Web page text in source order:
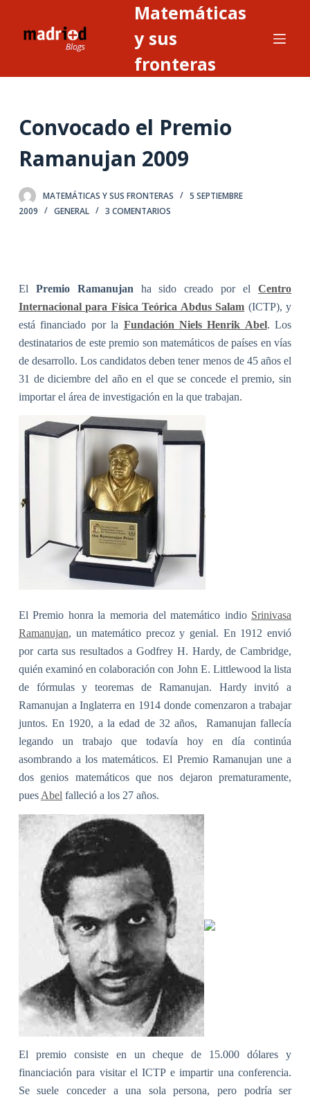
n
d
o
Matemáticas
y sus
fronteras
Convocado el Premio
Ramanujan 2009
MATEMÁTICAS Y SUS FRONTERAS
5 SEPTIEMBRE
2009
GENERAL 3 COMENTARIOS
El Premio Ramanujan ha sido creado por elCentro
Internacional para Física Teórica Abdus Salam (ICTP), y
está financiado por la Fundación Niels Henrik Abel. Los
destinatarios de este premio son matemáticos de países en vías
de desarrollo. Los candidatos deben tener menos de 45 años el
31 de diciembre del año en el que se concede el premio, sin
importar el área de investigación en la que trabajan.
El Premio honra la memoria del matemático indio Srinivasa
Ramanujan, un matemático precoz y genial. En 1912 envió
por carta sus resultados a Godfrey H. Hardy, de Cambridge,
quién examinó en colaboración con John E. Littlewood la lista
de fórmulas y teoremas de Ramanujan. Hardy invitó a
Ramanujan a Inglaterra en 1914 donde comenzaron a trabajar
juntos. En 1920, a la edad de 32 años,
Ramanujan fallecía
legando un trabajo que todavía hoy en día continúa
asombrando a los matemáticos. El Premio Ramanujan une a
dos genios matemáticos que nos dejaron prematuramente,
pues Abel falleció a los 27 años.
El premio consiste en un cheque de 15.000 dólares y
financiación para visitar el ICTP e impartir una conferencia.
Se suele conceder a una sola persona, pero podría ser